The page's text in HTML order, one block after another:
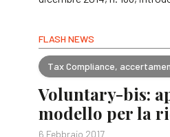
FLASH NEWS
Tax Compliance,
Voluntary-bis:
modello per la
6 Febbraio 2017